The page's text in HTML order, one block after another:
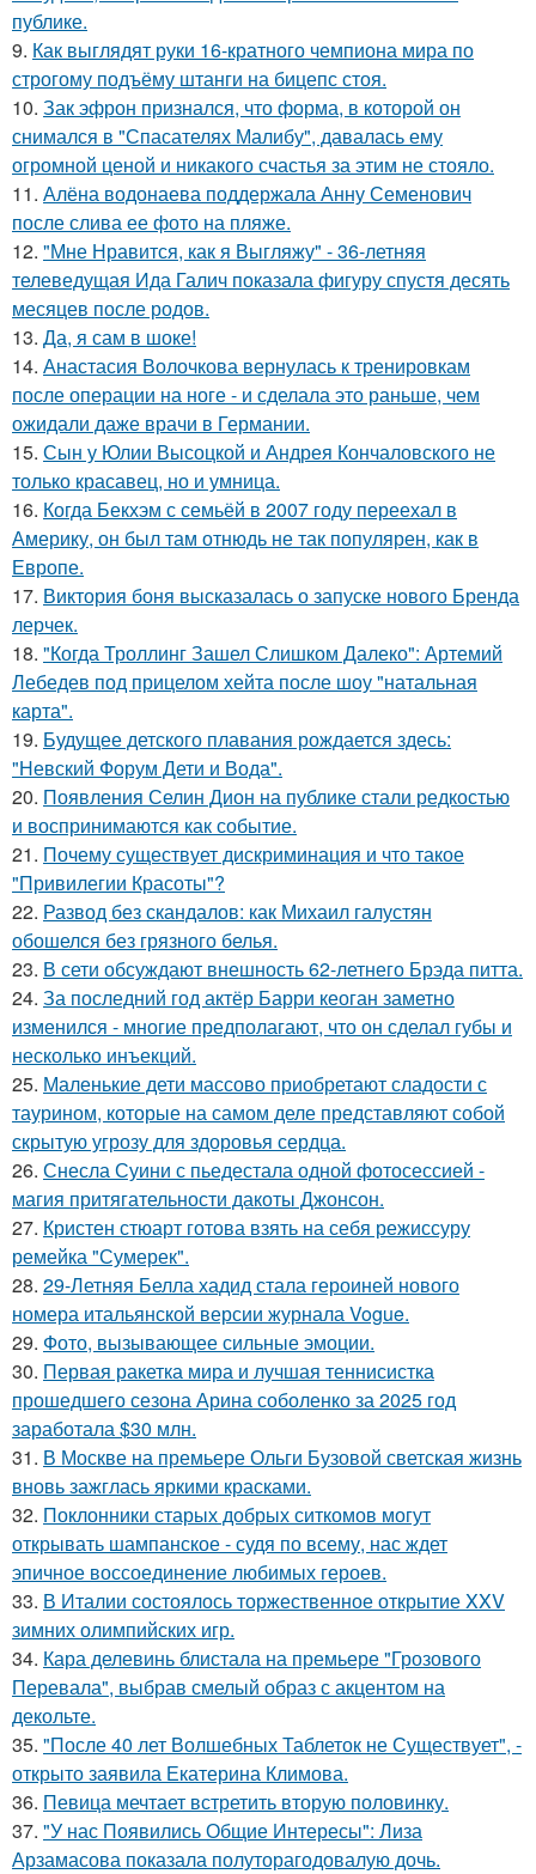
публике.
9. Как выглядят руки 16-кратного чемпиона мира по
строгому подъёму штанги на бицепс стоя.
10. Зак эфрон признался, что форма, в которой он
снимался в "Спасателях Малибу", давалась ему
огромной ценой и никакого счастья за этим не стояло.
11. Алёна водонаева поддержала Анну Семенович
после слива ее фото на пляже.
12. "Мне Нравится, как я Выгляжу" - 36-летняя
телеведущая Ида Галич показала фигуру спустя десять
месяцев после родов.
13. Да, я сам в шоке!
14. Анастасия Волочкова вернулась к тренировкам
после операции на ноге - и сделала это раньше, чем
ожидали даже врачи в Германии.
15. Сын у Юлии Высоцкой и Андрея Кончаловского не
только красавец, но и умница.
16. Когда Бекхэм с семьёй в 2007 году переехал в
Америку, он был там отнюдь не так популярен, как в
Европе.
17. Виктория боня высказалась о запуске нового Бренда
лерчек.
18. "Когда Троллинг Зашел Слишком Далеко": Артемий
Лебедев под прицелом хейта после шоу "натальная
карта".
19. Будущее детского плавания рождается здесь:
"Невский Форум Дети и Вода".
20. Появления Селин Дион на публике стали редкостью
и воспринимаются как событие.
21. Почему существует дискриминация и что такое
"Привилегии Красоты"?
22. Развод без скандалов: как Михаил галустян
обошелся без грязного белья.
23. В сети обсуждают внешность 62-летнего Брэда питта.
24. За последний год актёр Барри кеоган заметно
изменился - многие предполагают, что он сделал губы и
несколько инъекций.
25. Маленькие дети массово приобретают сладости с
таурином, которые на самом деле представляют собой
скрытую угрозу для здоровья сердца.
26. Снесла Суини с пьедестала одной фотосессией -
магия притягательности дакоты Джонсон.
27. Кристен стюарт готова взять на себя режиссуру
ремейка "Сумерек".
28. 29-Летняя Белла хадид стала героиней нового
номера итальянской версии журнала Vogue.
29. Фото, вызывающее сильные эмоции.
30. Первая ракетка мира и лучшая теннисистка
прошедшего сезона Арина соболенко за 2025 год
заработала $30 млн.
31. В Москве на премьере Ольги Бузовой светская жизнь
вновь зажглась яркими красками.
32. Поклонники старых добрых ситкомов могут
открывать шампанское - судя по всему, нас ждет
эпичное воссоединение любимых героев.
33. В Италии состоялось торжественное открытие XXV
зимних олимпийских игр.
34. Кара делевинь блистала на премьере "Грозового
Перевала", выбрав смелый образ с акцентом на
декольте.
35. "После 40 лет Волшебных Таблеток не Существует", -
открыто заявила Екатерина Климова.
36. Певица мечтает встретить вторую половинку.
37. "У нас Появились Общие Интересы": Лиза
Арзамасова показала полуторагодовалую дочь.